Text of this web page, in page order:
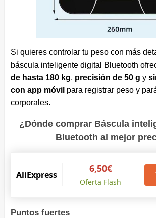
Si quieres controlar tu peso con más
báscula inteligente digital Bluetooth
de hasta 180 kg, precisión de 50 g y
con app móvil para registrar peso y
corporales.
¿Dónde comprar Báscula
Bluetooth al mejor
AliExpress
6,50€
Oferta Flash
Puntos fuertes